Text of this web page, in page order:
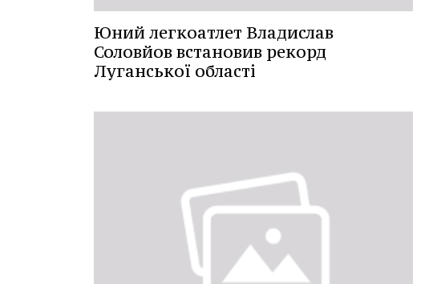
Юний легкоатлет Владислав
Соловйов встановив рекорд
Луганської області